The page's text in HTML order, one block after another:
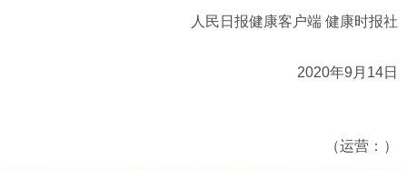
人民日报健康客户端 健康时报社
2020年9月14日
（运营：）